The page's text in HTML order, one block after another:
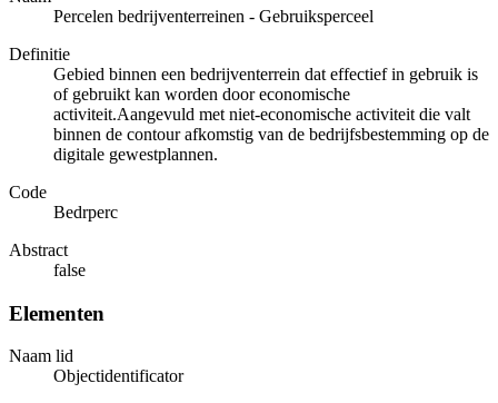
Percelen bedrijventerreinen - Gebruiksperceel
Definitie
Gebied binnen een bedrijventerrein dat effectief in gebruik is
of gebruikt kan worden door economische
activiteit.Aangevuld met niet-economische activiteit die valt
binnen de contour afkomstig van de bedrijfsbestemming op de
digitale gewestplannen.
Code
Bedrperc
Abstract
false
Elementen
Naam lid
Objectidentificator